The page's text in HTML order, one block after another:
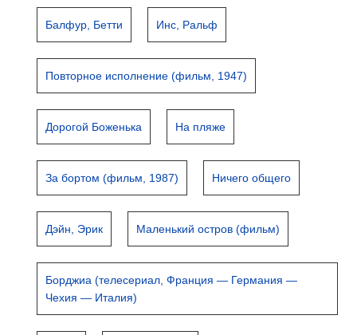
Балфур, Бетти Инс, Ральф
Повторное исполнение (фильм, 1947)
Дорогой Боженька На пляже
За бортом (фильм, 1987) Ничего общего
Дэйн, Эрик Маленький остров (фильм)
Борджиа (телесериал, Франция — Германия —
Чехия — Италия)